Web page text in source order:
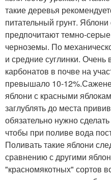
такие деревья
питательный грунт.
предпочитают темно-
черноземы. По
и средние суглинки.
карбонатов в почве на
превышало 10-
яблони с красными
заглублять до места
обязательно нужно
чтобы при поливе вода
Поливать такие яблони
сравнению с другими
"красномякотных" сортов